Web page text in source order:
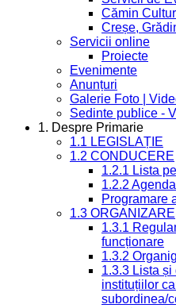
Cămin
Creșe,
Servicii online
Proiecte
Evenimente
Anunțuri
Galerie Foto |
Sedinte publice -
1. Despre Primarie
1.1 LEGISLAȚIE
1.2 CONDUCERE
1.2.1 Lista
1.2.2
Programare
1.3 ORGANIZARE
1.3.1
funcționare
1.3.2
1.3.3 Lista
instituțiilor
subordinea/